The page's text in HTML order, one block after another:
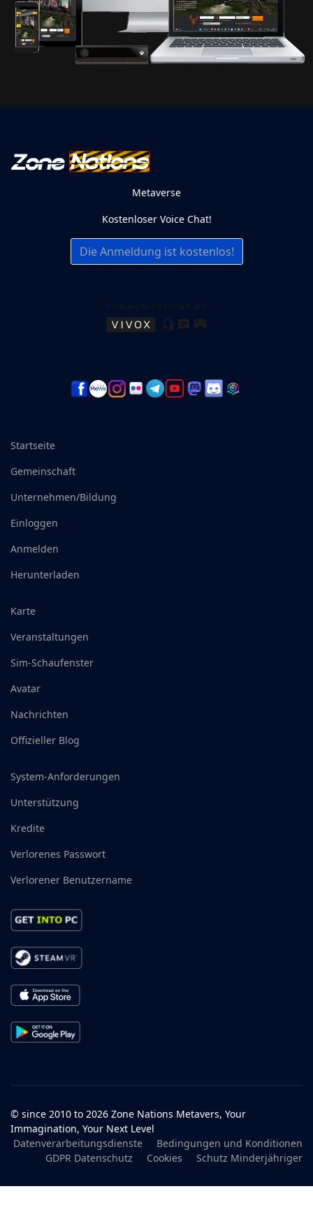
Metaverse
Kostenloser Voice Chat!
Die Anmeldung ist kostenlos!
Startseite
Gemeinschaft
Unternehmen/Bildung
Einloggen
Anmelden
Herunterladen
Karte
Veranstaltungen
Sim-Schaufenster
Avatar
Nachrichten
Offizieller Blog
System-Anforderungen
Unterstützung
Kredite
Verlorenes Passwort
Verlorener Benutzername
© since 2010 to 2026 Zone Nations Metavers, Your
Immagination, Your Next Level
Datenverarbeitungsdienste
Bedingungen und Konditionen
GDPR Datenschutz
Cookies Schutz Minderjähriger